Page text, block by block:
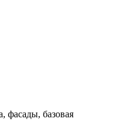
фасады, базовая